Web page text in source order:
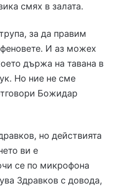
смях в залата.
за да правим
И аз можех
държа на тавана в
Но ние не сме
Божидар
но действията
ви е
се по микрофона
Здравков с довода,